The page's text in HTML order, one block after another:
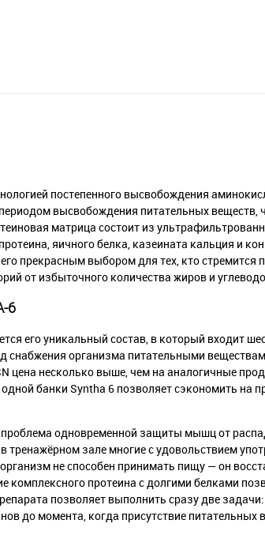
постепенного высвобождения
высвобождения питательных веществ,
матрица состоит из
яичного белка, казеината кальция и
прекрасным выбором для тех, кто
от избыточного количества жиров и
6
его уникальный состав, в который входит
организма питательными
цена несколько выше, чем на аналогичные
банки Syntha 6 позволяет сэкономить на
одновременной защиты мышц от
зале многие с удовольствием
не способен принимать пищу — он
протеина с долгими белками
позволяет выполнить сразу две
до момента, когда присутствие питательных